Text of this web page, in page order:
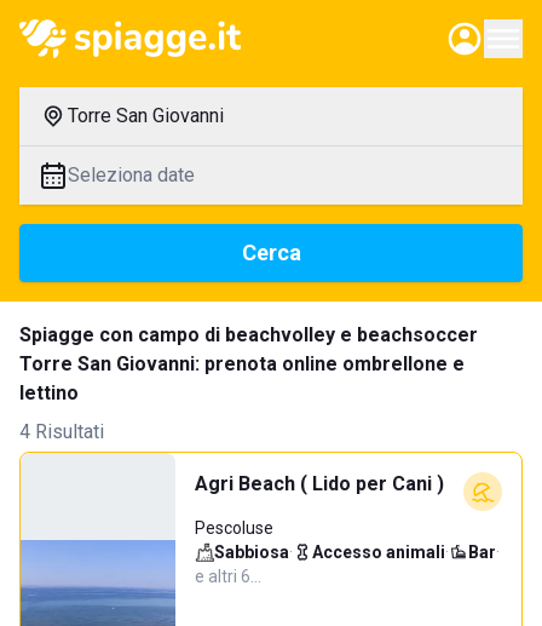
Torre San Giovanni
Seleziona date
Cerca
Spiagge con campo di beachvolley e beachsoccer
Torre San Giovanni: prenota online ombrellone e
lettino
4 Risultati
Agri Beach ( Lido per Cani )
Pescoluse
Sabbiosa· Accesso animali· Bar·
e altri 6…